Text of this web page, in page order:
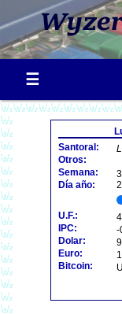
Santoral:
Otros:
Semana:
Día año:
U.F.:
IPC:
-
Dolar:
Euro:
Bitcoin: